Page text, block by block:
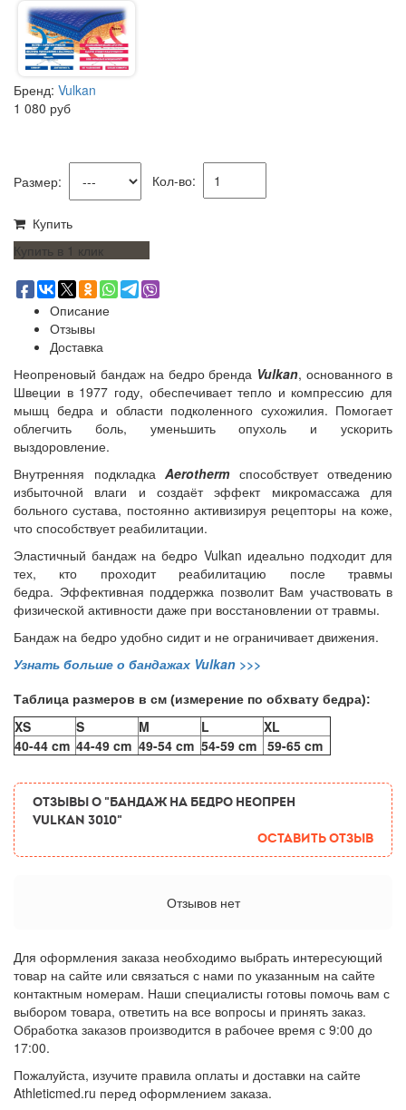
Бренд: Vulkan
1 080 руб
Размер: Кол-во:
Купить
Купить в 1 клик
Описание
Отзывы
Доставка
Неопреновый бандаж на бедро бренда Vulkan, основанного в
Швеции в 1977 году, обеспечивает тепло и компрессию для
мышц бедра и области подколенного сухожилия. Помогает
облегчить боль, уменьшить опухоль и ускорить
выздоровление.
Внутренняя подкладка Aerothermспособствует отведению
избыточной влаги и создаёт эффект микромассажа для
больного сустава, постоянно активизируя рецепторы на коже,
что способствует реабилитации.
Эластичныйбандаж на бедро Vulkan идеально подходит для
тех, кто проходит реабилитацию после травмы
бедра. Эффективная поддержка позволит Вам участвовать в
физической активности даже при восстановлении от травмы.
Бандаж на бедро удобно сидит и не ограничивает движения.
Узнать больше о бандажах Vulkan >>>
Таблица размеров в см (измерение по обхвату бедра):
XS S M L
XL
40-44 cm 44-49 cm 49-54 cm 54-59 cm 59-65 cm
ОТЗЫВЫ О "Бандаж на бедро неопрен
Vulkan 3010"
Оставить отзыв
Отзывов нет
Для оформления заказа необходимо выбрать интересующий
товар на сайте или связаться с нами по указанным на сайте
контактным номерам. Наши специалисты готовы помочь вам с
выбором товара, ответить на все вопросы и принять заказ.
Обработка заказов производится в рабочее время с 9:00 до
17:00.
Пожалуйста, изучите правила оплаты и доставки на сайте
Athleticmed.ru перед оформлением заказа.